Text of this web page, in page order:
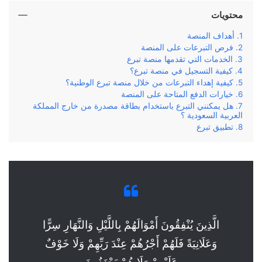
محتويات
أهداف المنصة
فرص التبرعات على المنصة
الخدمات التي تقدمها منصة تبرع
كيفية التسجيل في منصة تبرع؟
كيفية إهداء التبرعات من خلال منصة تبرع الوطنية؟
خيارات الدفع المتاحة على المنصة
هل يمكنني التبرع باستخدام بطاقة مصدرة من خارج المملكة
العربية السعودية ؟
تطبيق تبرع
الَّذِينَ يُنْفِقُونَ أَمْوَالَهُمْ بِاللَّيْلِ وَالنَّهَارِ سِرًّا
وَعَلَانِيَةً فَلَهُمْ أَجْرُهُمْ عِنْدَ رَبِّهِمْ وَلَا خَوْفٌ